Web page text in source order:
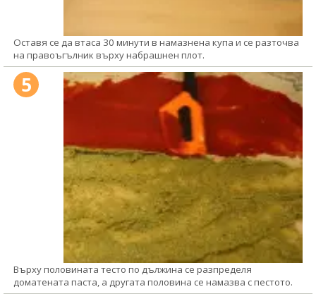
Оставя се да втаса 30 минути в намазнена купа и се разточва
на правоъгълник върху набрашнен плот.
5
Върху половината тесто по дължина се разпределя
доматената паста, а другата половина се намазва с пестото.